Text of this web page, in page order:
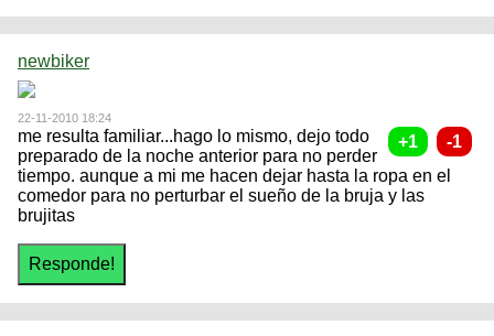
newbiker
22-11-2010 18:24
me resulta familiar...hago lo mismo, dejo todo
preparado de la noche anterior para no perder
tiempo. aunque a mi me hacen dejar hasta la ropa en el
comedor para no perturbar el sueño de la bruja y las
brujitas